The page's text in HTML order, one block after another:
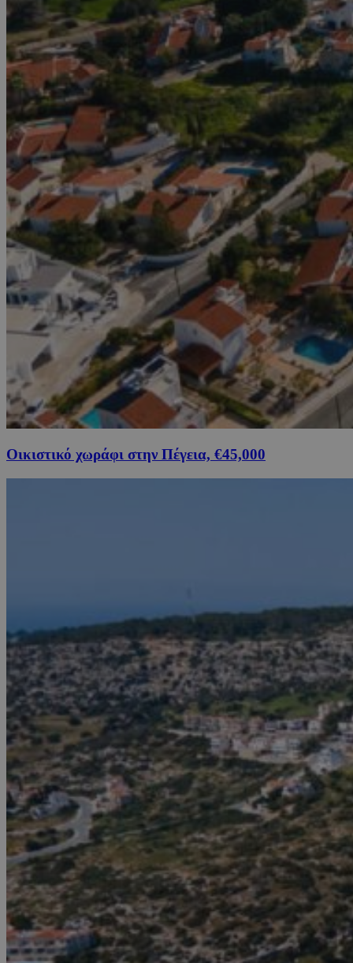
Οικιστικό χωράφι στην Πέγεια, €45,000